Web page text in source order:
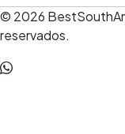
© 2026
reservados.